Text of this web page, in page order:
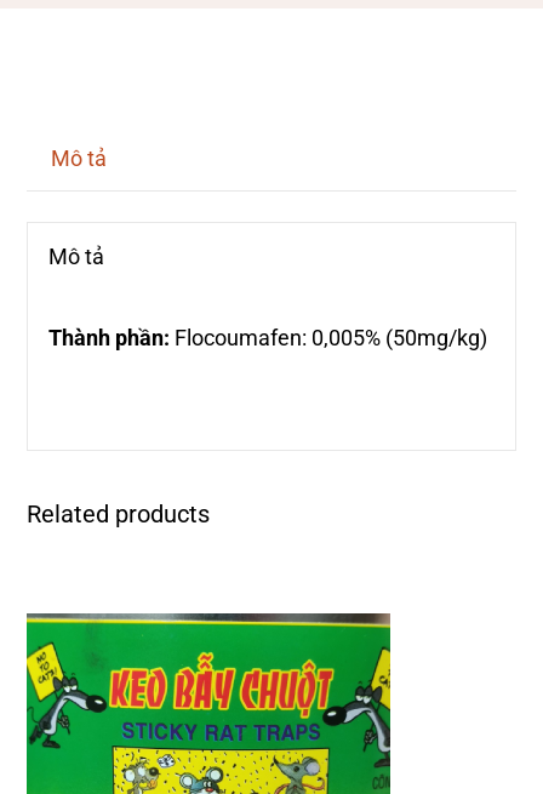
Mô tả
Mô tả
Thành phần: Flocoumafen: 0,005% (50mg/kg)
Related products